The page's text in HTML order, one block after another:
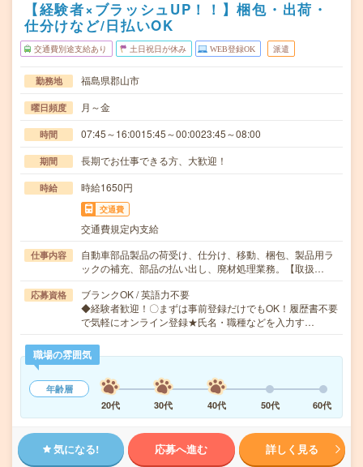
【経験者×ブラッシュUP！！】梱包・出荷・
仕分けなど/日払いOK
交通費別途支給あり 土日祝日が休み WEB登録OK 派遣
勤務地 福島県郡山市
曜日頻度 月～金
時間 07:45～16:0015:45～00:0023:45～08:00
期間 長期でお仕事できる方、大歓迎！
時給 時給1650円
交通費
交通費規定内支給
仕事内容
自動車部品製品の荷受け、仕分け、移動、梱包、製品用ラ
ックの補充、部品の払い出し、廃材処理業務。【取扱…
応募資格
ブランクOK / 英語力不要
◆経験者歓迎！〇まずは事前登録だけでもOK！履歴書不要
で気軽にオンライン登録★氏名・職種などを入力す…
職場の雰囲気
年齢層
20代
30代 40代 50代 60代
気になる! 応募へ進む 詳しく見る